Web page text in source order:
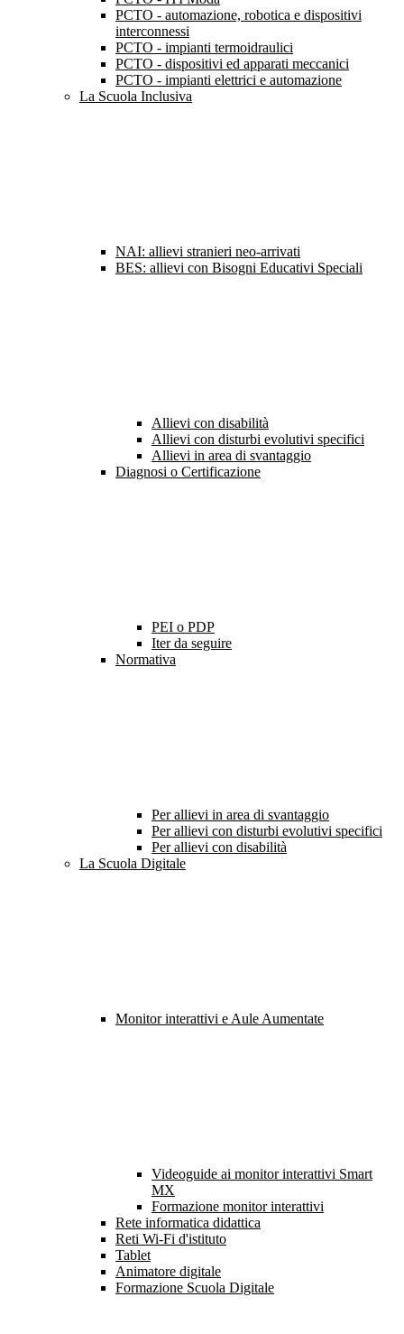
PCTO - automazione, robotica e dispositivi
interconnessi
PCTO - impianti termoidraulici
PCTO - dispositivi ed apparati meccanici
PCTO - impianti elettrici e automazione
La Scuola Inclusiva
NAI: allievi stranieri neo-arrivati
BES: allievi con Bisogni Educativi Speciali
Allievi con disabilità
Allievi con disturbi evolutivi specifici
Allievi in area di svantaggio
Diagnosi o Certificazione
PEI o PDP
Iter da seguire
Normativa
Per allievi in area di svantaggio
Per allievi con disturbi evolutivi specifici
Per allievi con disabilità
La Scuola Digitale
Monitor interattivi e Aule Aumentate
Videoguide ai monitor interattivi Smart
MX
Formazione monitor interattivi
Rete informatica didattica
Reti Wi-Fi d'istituto
Tablet
Animatore digitale
Formazione Scuola Digitale